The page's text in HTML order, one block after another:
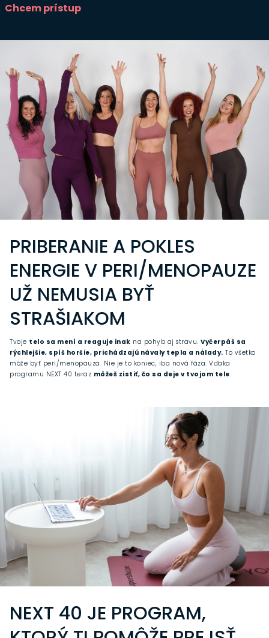
Chcem prístup
PRIBERANIE A POKLES
ENERGIE V PERI/MENOPAUZE
UŽ NEMUSIA BYŤ
STRAŠIAKOM
Tvoje telo sa mení a reaguje inak na pohyb aj stravu. Vyčerpáš sa
rýchlejšie, spíš horšie, prichádzajú návaly tepla a nálady. To všetko
môže byť peri/menopauza. Nie je to koniec, iba nová fáza. Vďaka
programu NEXT 40 teraz môžeš zistiť, čo sa deje v tvojom tele.
NEXT 40 JE PROGRAM,